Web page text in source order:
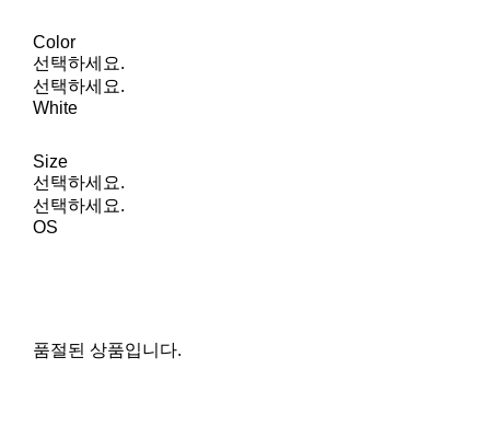
Color
선택하세요.
선택하세요.
White
Size
선택하세요.
선택하세요.
OS
품절된 상품입니다.